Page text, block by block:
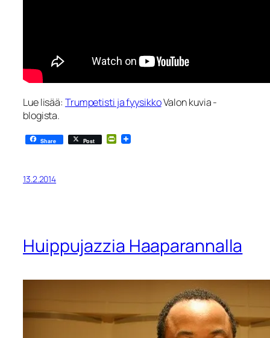
Lue lisää: Trumpetisti ja fyysikkoValon kuvia -
blogista.
Share Post PrintFriendly
13.2.2014
Huippujazzia Haaparannalla